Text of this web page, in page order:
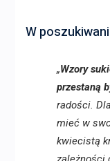
W
„Wzory
przestaną
radości.
mieć w
kwiecistą